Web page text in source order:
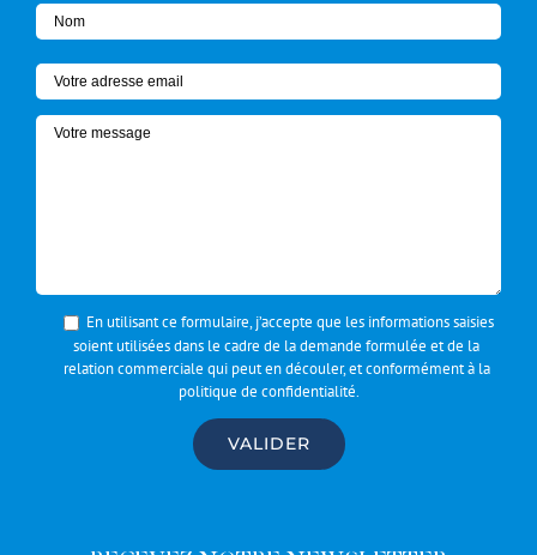
En utilisant ce formulaire, j’accepte que les informations saisies
soient utilisées dans le cadre de la demande formulée et de la
relation commerciale qui peut en découler, et conformément à la
politique de confidentialité.